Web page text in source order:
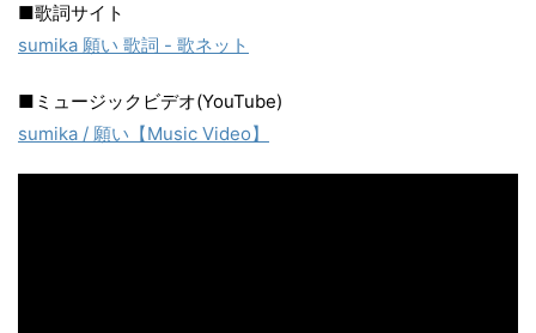
■歌詞サイト
sumika 願い 歌詞 - 歌ネット
■ミュージックビデオ(YouTube)
sumika / 願い【Music Video】